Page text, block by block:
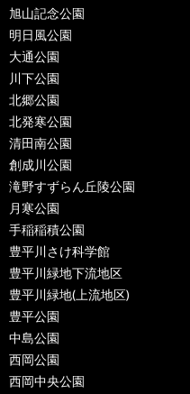
旭山記念公園
明日風公園
大通公園
川下公園
北郷公園
北発寒公園
清田南公園
創成川公園
滝野すずらん丘陵公園
月寒公園
手稲稲積公園
豊平川さけ科学館
豊平川緑地下流地区
豊平川緑地(上流地区)
豊平公園
中島公園
西岡公園
西岡中央公園